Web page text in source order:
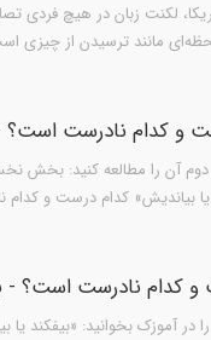
امریکا، لکنت زبان در هیچ
مانند ترسیدن از چیزی
و کدام نادرست
را مطالعه کنید: بخش
بیاندیش» کدام درست و کدام
و کدام نادرست
آموزک بخوانید: «بیفکند یا